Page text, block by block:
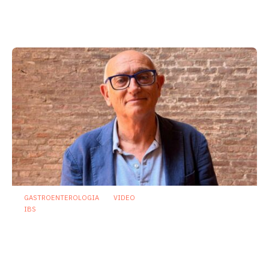
GASTROENTEROLOGIA
VIDEO
IBS